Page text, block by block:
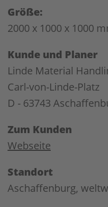
Größe:
2000 x 1000 x 1000
Kunde und Planer
Linde Material
Carl-von-Linde-Platz
D - 63743
Zum Kunden
Webseite
Standort
Aschaffenburg,